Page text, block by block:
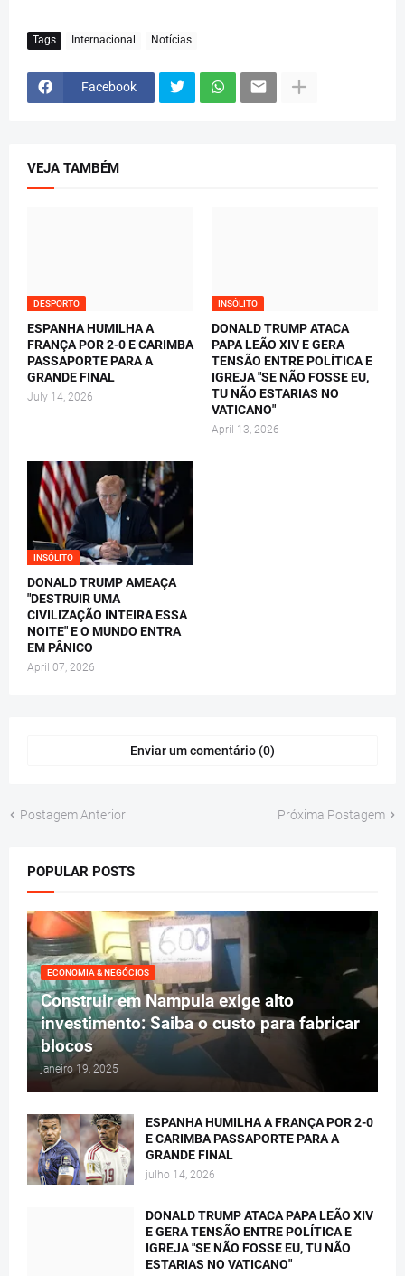
Tags Internacional Notícias
Facebook
VEJA TAMBÉM
DESPORTO
ESPANHA HUMILHA A
FRANÇA POR 2-0 E CARIMBA
PASSAPORTE PARA A
GRANDE FINAL
July 14, 2026
INSÓLITO
DONALD TRUMP ATACA
PAPA LEÃO XIV E GERA
TENSÃO ENTRE POLÍTICA E
IGREJA "SE NÃO FOSSE EU,
TU NÃO ESTARIAS NO
VATICANO"
April 13, 2026
INSÓLITO
DONALD TRUMP AMEAÇA
"DESTRUIR UMA
CIVILIZAÇÃO INTEIRA ESSA
NOITE" E O MUNDO ENTRA
EM PÂNICO
April 07, 2026
Enviar um comentário (0)
Postagem Anterior Próxima Postagem
POPULAR POSTS
ECONOMIA & NEGÓCIOS
Construir em Nampula exige alto
investimento: Saiba o custo para fabricar
blocos
janeiro 19, 2025
ESPANHA HUMILHA A FRANÇA POR 2-0
E CARIMBA PASSAPORTE PARA A
GRANDE FINAL
julho 14, 2026
DONALD TRUMP ATACA PAPA LEÃO XIV
E GERA TENSÃO ENTRE POLÍTICA E
IGREJA "SE NÃO FOSSE EU, TU NÃO
ESTARIAS NO VATICANO"